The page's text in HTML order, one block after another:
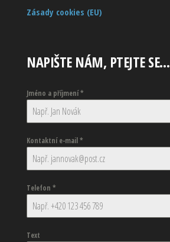
Zásady cookies (EU)
NAPIŠTE NÁM, PTEJTE SE…
Jméno a příjmení*
Kontaktní e-mail*
Telefon *
Text